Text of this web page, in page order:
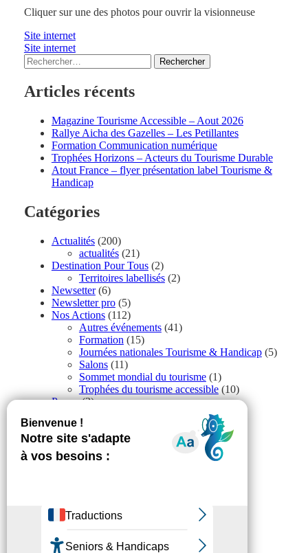
Cliquer sur une des photos pour ouvrir la visionneuse
Site internet
Site internet
Rechercher :
Articles récents
Magazine Tourisme Accessible – Aout 2026
Rallye Aicha des Gazelles – Les Petillantes
Formation Communication numérique
Trophées Horizons – Acteurs du Tourisme Durable
Atout France – flyer présentation label Tourisme &
Handicap
Catégories
Actualités(200)
actualités(21)
Destination Pour Tous(2)
Territoires labellisés(2)
Newsetter(6)
Newsletter pro(5)
Nos Actions(112)
Autres événements(41)
Formation (15)
Journées nationales Tourisme & Handicap(5)
Salons(11)
Sommet mondial du tourisme(1)
Trophées du tourisme accessible(10)
Presse(3)
(1)
Actualités
Mentions légales